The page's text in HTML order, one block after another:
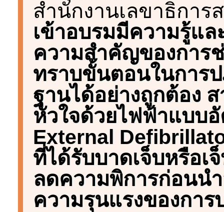
สำนักงานเลขาธิกา
เข้าอบรมมีความรู้แล
ความสำคัญของการ
ทราบขั้นตอนในการ
ฐานได้อย่างถูกต้อง
หัวใจด้วยไฟฟ้าแบบ
External
ที่ได้รับบาดเจ็บหรือเ
ลดความพิการก่อนน
ความรุนแรงของการ